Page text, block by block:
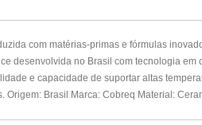
com matérias-primas e fórmulas
desenvolvida no Brasil com tecnologia
e capacidade de suportar altas
Brasil Marca: Cobreq Material: